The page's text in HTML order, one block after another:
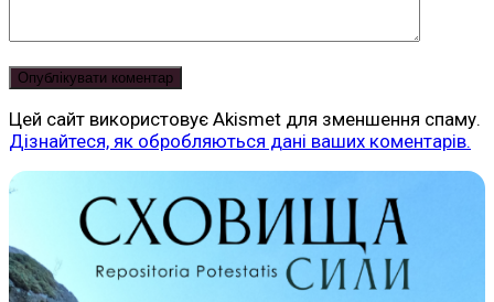
Цей сайт використовує Akismet для зменшення спаму.
Дізнайтеся, як обробляються дані ваших коментарів.